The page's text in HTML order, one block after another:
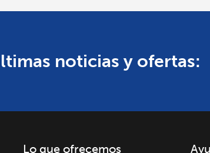
noticias y ofertas:
Lo que ofrecemos